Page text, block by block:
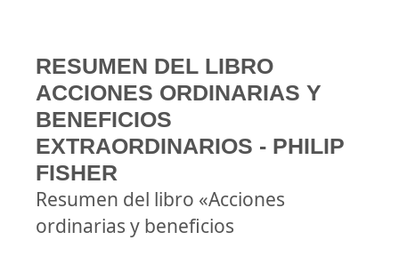
RESUMEN DEL LIBRO
ACCIONES ORDINARIAS Y
BENEFICIOS
EXTRAORDINARIOS - PHILIP
FISHER
Resumen del libro «Acciones
ordinarias y beneficios